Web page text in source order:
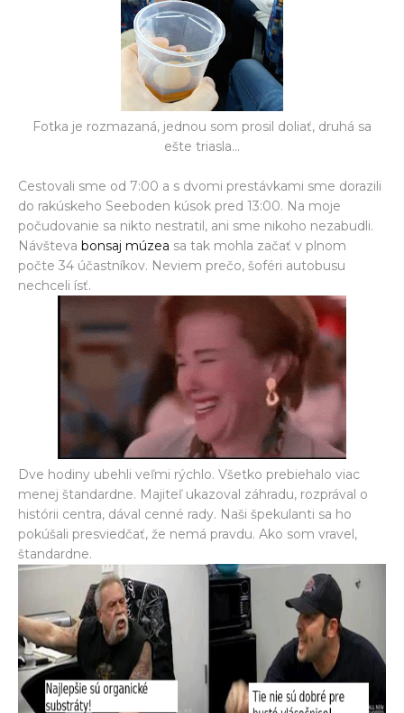
Fotka je rozmazaná, jednou som prosil doliať, druhá sa
ešte triasla...
Cestovali sme od 7:00 a s dvomi prestávkami sme dorazili
do rakúskeho Seeboden kúsok pred 13:00. Na moje
počudovanie sa nikto nestratil, ani sme nikoho nezabudli.
Návšteva bonsaj múzea sa tak mohla začať v plnom
počte 34 účastníkov. Neviem prečo, šoféri autobusu
nechceli ísť.
Dve hodiny ubehli veľmi rýchlo. Všetko prebiehalo viac
menej štandardne. Majiteľ ukazoval záhradu, rozprával o
histórii centra, dával cenné rady. Naši špekulanti sa ho
pokúšali presviedčať, že nemá pravdu. Ako som vravel,
štandardne.